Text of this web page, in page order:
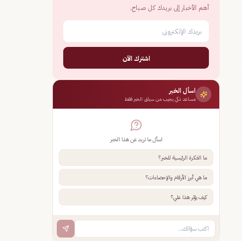
أهم الأخبار إلى بريدك كل صباح.
اشترك الآن
اسأل الخبر
مساعد ذكي يجيب من سياق الخبر فقط
اسأل ما تريد عن هذا الخبر
ما الفكرة الرئيسية للخبر؟
ما هي أبرز الأرقام والإحصاءات؟
كيف يؤثر هذا علي؟